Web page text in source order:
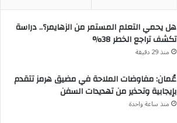
هل يحمي التعلم المستمر من الزهايمر؟.. دراسة
تكشف تراجع الخطر 38%
منذ 29 دقيقة
عُمان: مفاوضات الملاحة في مضيق هرمز تتقدم
بإيجابية وتحذير من تهديدات السفن
منذ ساعة واحدة